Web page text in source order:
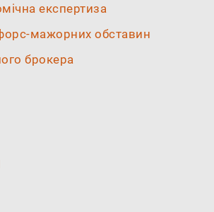
експертиза
мажорних обставин
брокера